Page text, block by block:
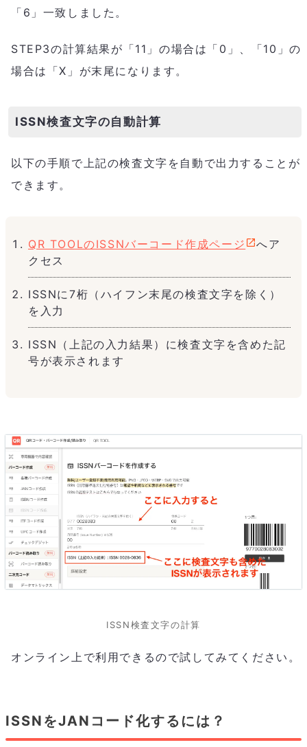
「6」一致しました。
STEP3の計算結果が「11」の場合は「0」、「10」の
場合は「X」が末尾になります。
ISSN検査文字の自動計算
以下の手順で上記の検査文字を自動で出力することが
できます。
QR TOOLのISSNバーコード作成ページ
へア
クセス
ISSNに7桁（ハイフン末尾の検査文字を除く）
を入力
ISSN（上記の入力結果）に検査文字を含めた記
号が表示されます
ISSN検査文字の計算
オンライン上で利用できるので試してみてください。
ISSNをJANコード化するには？